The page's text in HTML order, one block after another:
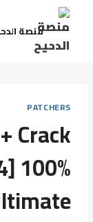
منصة
PATCHERS
Crack
100%